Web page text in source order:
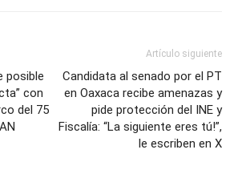
posible
con
del 75
Artículo siguiente
Candidata al senado por el PT
en Oaxaca recibe amenazas y
pide protección del INE y
Fiscalía: “La siguiente eres tú!”,
le escriben en X